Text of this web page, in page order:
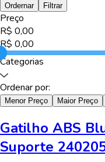
Ordernar Filtrar
Preço
R$ 0,00
R$ 0,00
Categorias
Ordenar por:
Menor Preço Maior Preço
Gatilho ABS
Suporte